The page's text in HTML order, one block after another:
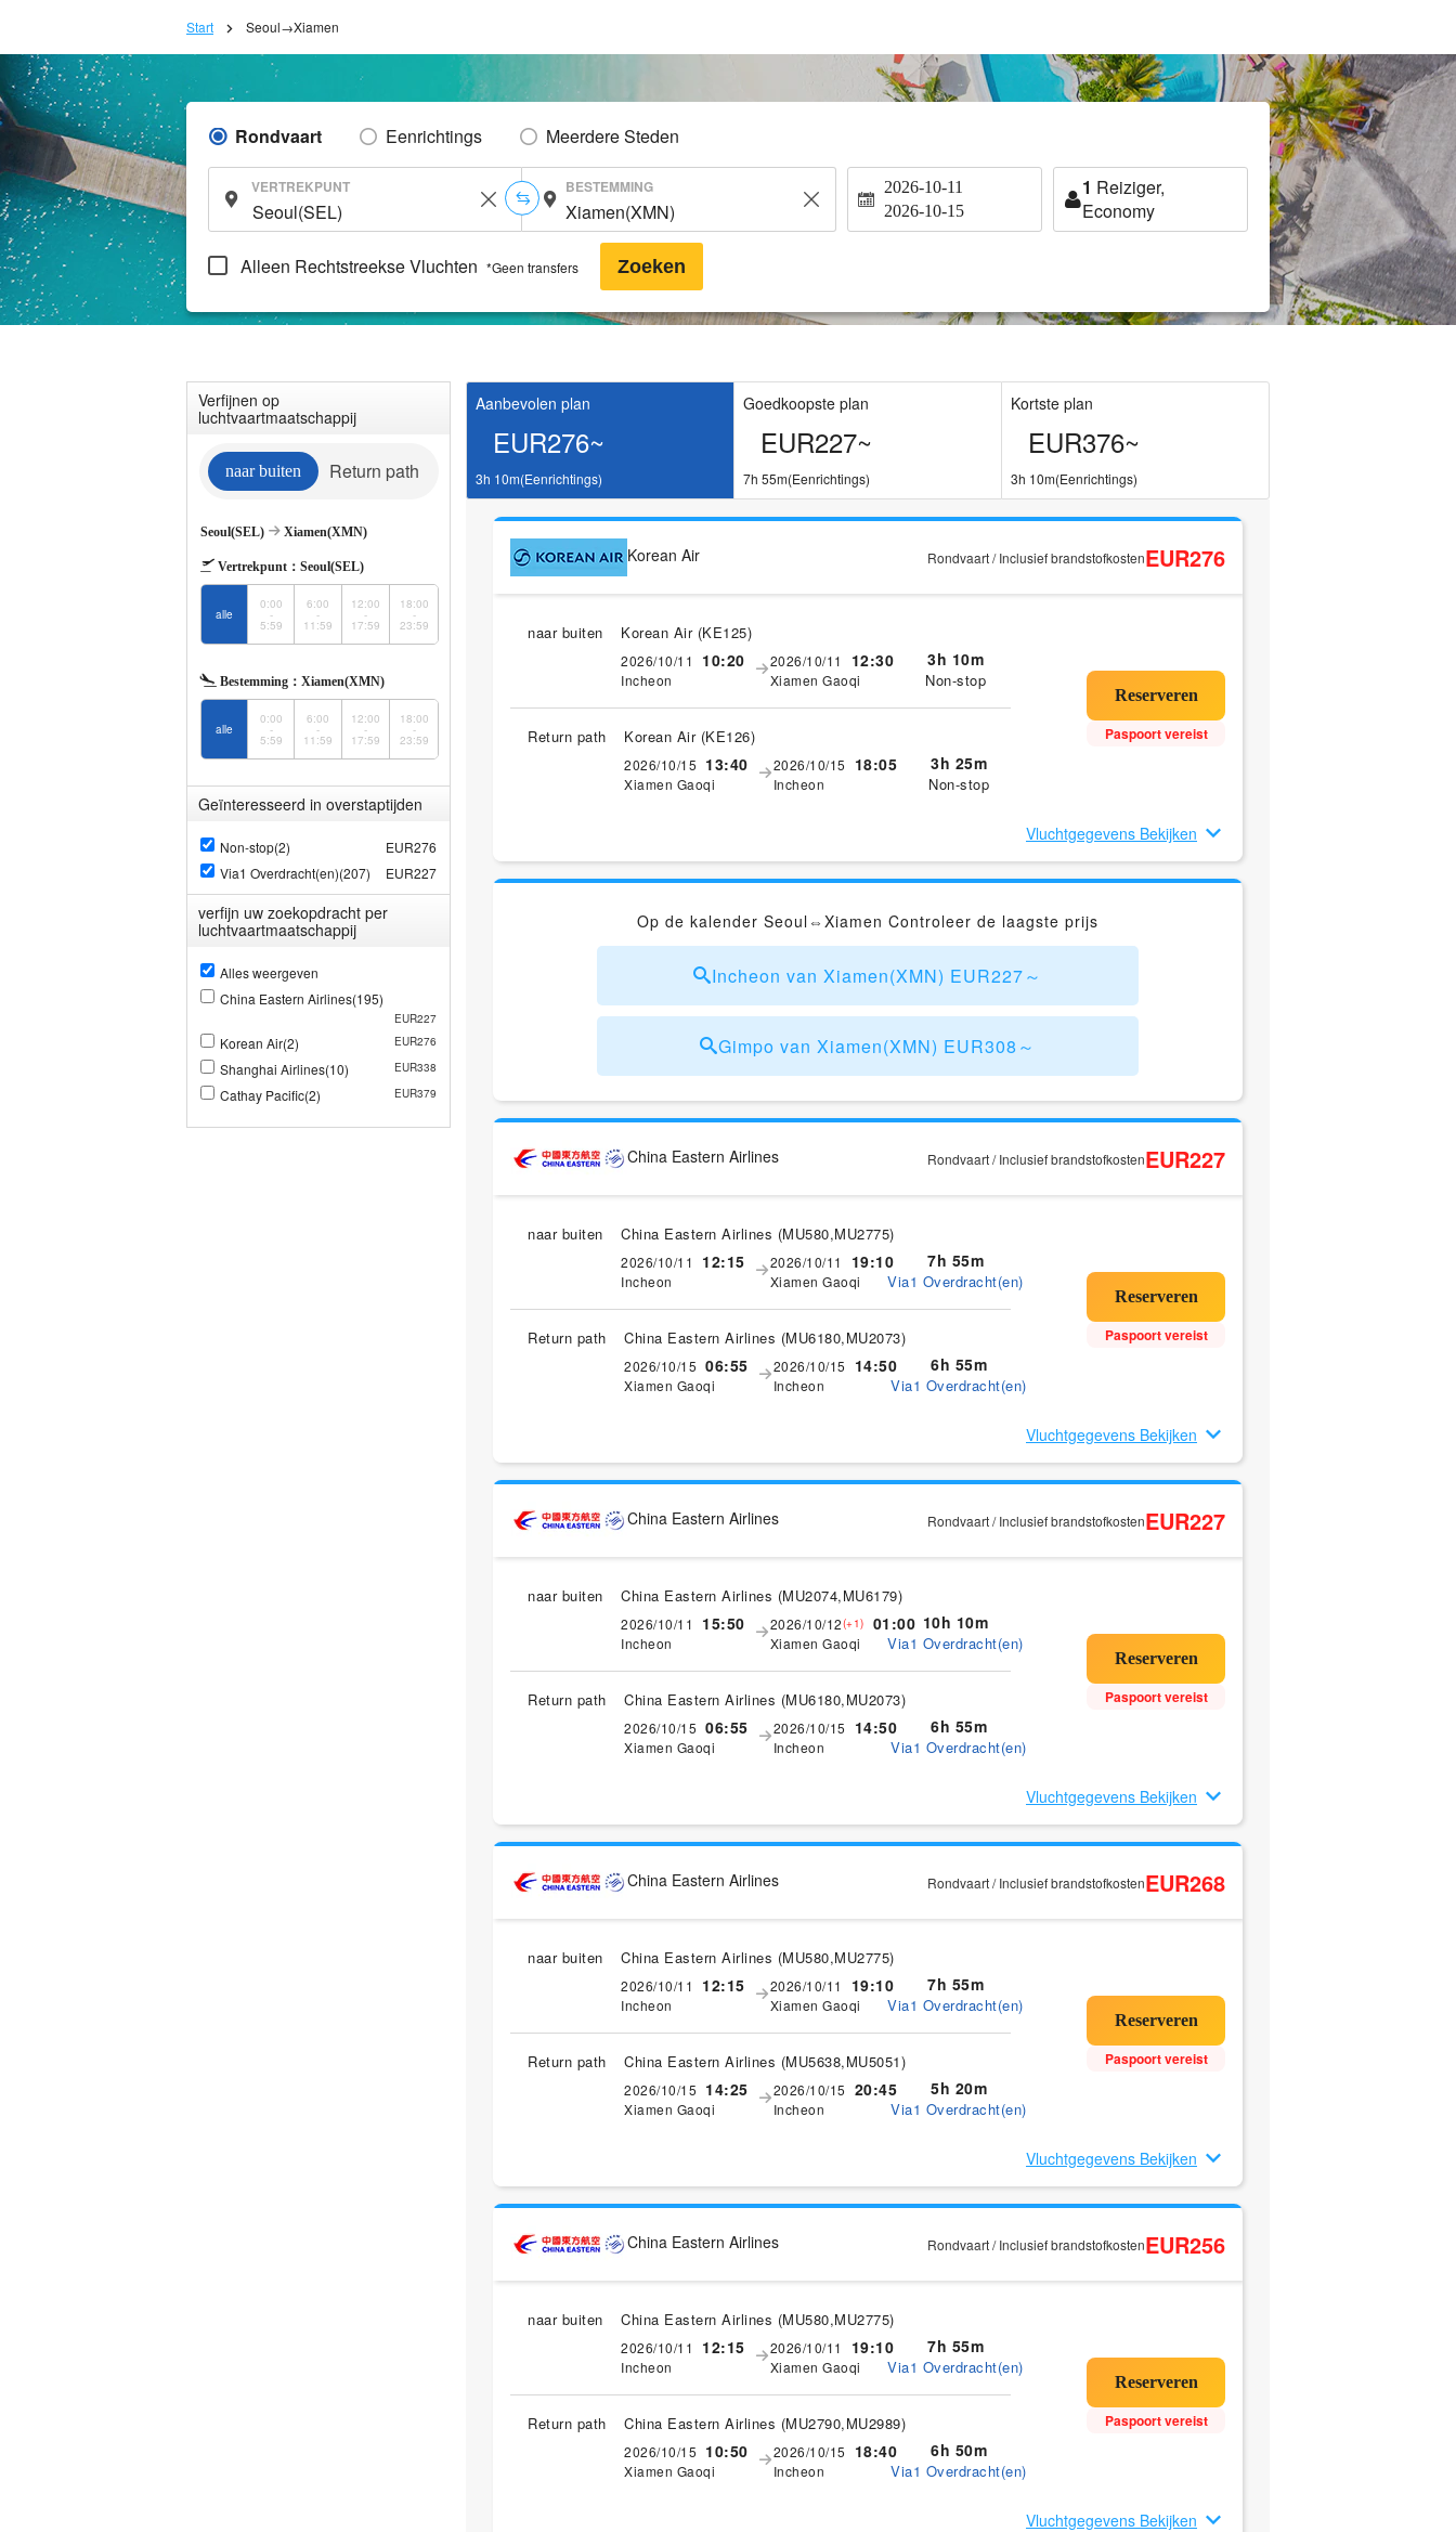
Start Seoul→Xiamen
Rondvaart Eenrichtings Meerdere Steden
VERTREKPUNT BESTEMMING 2026-10-11
2026-10-15
1 Reiziger,
Economy
Alleen Rechtstreekse Vluchten *Geen transfers Zoeken
Verfijnen op
luchtvaartmaatschappij
naar buiten Return path
Seoul(SEL) Xiamen(XMN)
Vertrekpunt： Seoul(SEL)
alle
0:00
-
5:59
6:00
-
11:59
12:00
-
17:59
18:00
-
23:59
Bestemming： Xiamen(XMN)
alle
0:00
-
5:59
6:00
-
11:59
12:00
-
17:59
18:00
-
23:59
Geïnteresseerd in overstaptijden
Non-stop(2)
EUR276
Via1 Overdracht(en)(207)
EUR227
verfijn uw zoekopdracht per
luchtvaartmaatschappij
Alles weergeven
China Eastern Airlines(195)
EUR227
Korean Air(2) EUR276
Shanghai Airlines(10) EUR338
Cathay Pacific(2) EUR379
Aanbevolen plan
EUR276~
3h 10m(Eenrichtings)
Goedkoopste plan
EUR227~
7h 55m(Eenrichtings)
Kortste plan
EUR376~
3h 10m(Eenrichtings)
Korean Air Rondvaart / Inclusief brandstofkostenEUR276
naar buiten Korean Air (KE125)
2026/10/11 10:20
Incheon
2026/10/11 12:30
Xiamen Gaoqi
3h 10m
Non-stop
Return path Korean Air (KE126)
2026/10/15 13:40
Xiamen Gaoqi
2026/10/15 18:05
Incheon
3h 25m
Non-stop
Paspoort vereist
Vluchtgegevens Bekijken
Op de kalender Seoul⇔Xiamen Controleer de laagste prijs
Incheon van Xiamen(XMN) EUR227～
Gimpo van Xiamen(XMN) EUR308～
China Eastern Airlines Rondvaart / Inclusief brandstofkostenEUR227
naar buiten China Eastern Airlines (MU580,MU2775)
2026/10/11 12:15
Incheon
2026/10/11 19:10
Xiamen Gaoqi
7h 55m
Via1 Overdracht(en)
Return path China Eastern Airlines (MU6180,MU2073)
2026/10/15 06:55
Xiamen Gaoqi
2026/10/15 14:50
Incheon
6h 55m
Via1 Overdracht(en)
Paspoort vereist
Vluchtgegevens Bekijken
China Eastern Airlines Rondvaart / Inclusief brandstofkostenEUR227
naar buiten China Eastern Airlines (MU2074,MU6179)
2026/10/11 15:50
Incheon
2026/10/12(+1) 01:00
Xiamen Gaoqi
10h 10m
Via1 Overdracht(en)
Return path China Eastern Airlines (MU6180,MU2073)
2026/10/15 06:55
Xiamen Gaoqi
2026/10/15 14:50
Incheon
6h 55m
Via1 Overdracht(en)
Paspoort vereist
Vluchtgegevens Bekijken
China Eastern Airlines Rondvaart / Inclusief brandstofkostenEUR268
naar buiten China Eastern Airlines (MU580,MU2775)
2026/10/11 12:15
Incheon
2026/10/11 19:10
Xiamen Gaoqi
7h 55m
Via1 Overdracht(en)
Return path China Eastern Airlines (MU5638,MU5051)
2026/10/15 14:25
Xiamen Gaoqi
2026/10/15 20:45
Incheon
5h 20m
Via1 Overdracht(en)
Paspoort vereist
Vluchtgegevens Bekijken
China Eastern Airlines Rondvaart / Inclusief brandstofkostenEUR256
naar buiten China Eastern Airlines (MU580,MU2775)
2026/10/11 12:15
Incheon
2026/10/11 19:10
Xiamen Gaoqi
7h 55m
Via1 Overdracht(en)
Return path China Eastern Airlines (MU2790,MU2989)
2026/10/15 10:50
Xiamen Gaoqi
2026/10/15 18:40
Incheon
6h 50m
Via1 Overdracht(en)
Paspoort vereist
Vluchtgegevens Bekijken